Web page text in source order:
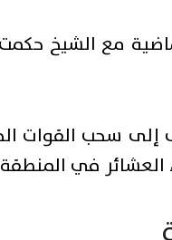
مع الشيخ
سحب القوات
في المنطقة